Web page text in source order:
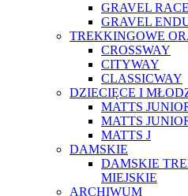
GRAVEL RACE
GRAVEL
TREKKINGOWE
CROSSWAY
CITYWAY
CLASSICWAY
DZIECIĘCE I
MATTS
MATTS
MATTS J
DAMSKIE
DAMSKIE
MIEJSKIE
ARCHIWUM